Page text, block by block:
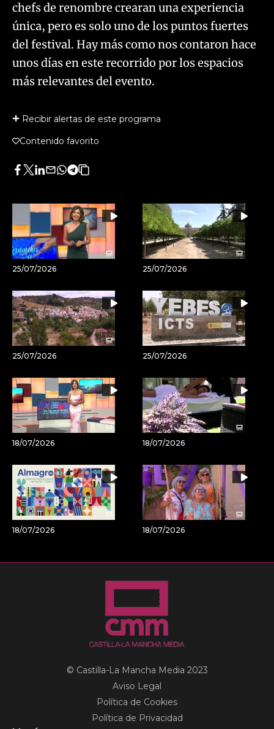
chefs de renombre crearan una experiencia
única, pero es solo uno de los puntos fuertes
del festival. Hay más como nos contaron hace
unos días en este recorrido por los espacios
más relevantes del evento.
Recibir alertas de este programa
Contenido favorito
Facebook
Twitter
LinkedIn
Enviar
Whatsapp
Telegram
Copiar
artículo
25/07/2026 25/07/2026
25/07/2026 25/07/2026
18/07/2026 18/07/2026
18/07/2026 18/07/2026
© Castilla-La Mancha Media 2023
Aviso Legal
Política de Cookies
Política de Privacidad